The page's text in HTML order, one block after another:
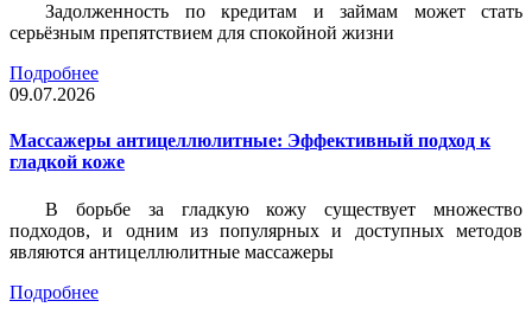
Задолженность по кредитам и займам может стать
серьёзным препятствием для спокойной жизни
Подробнее
09.07.2026
Массажеры антицеллюлитные: Эффективный подход к
гладкой коже
В борьбе за гладкую кожу существует множество
подходов, и одним из популярных и доступных методов
являются антицеллюлитные массажеры
Подробнее